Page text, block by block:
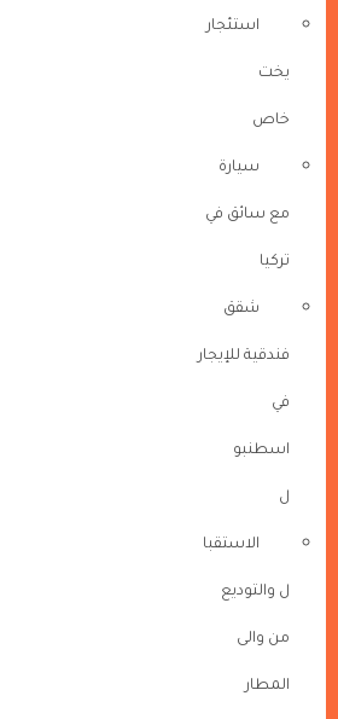
استئجار
يخت
خاص
سيارة
مع سائق في
تركيا
شقق
فندقية للإيجار
في
اسطنبو
ل
الاستقبا
ل والتوديع
من والى
المطار